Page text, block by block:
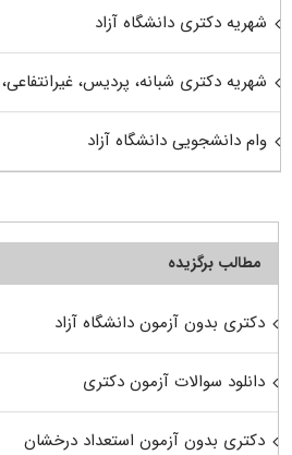
شهریه دکتری دانشگاه آزاد
شهریه دکتری شبانه، پردیس، غیرانتفاعی،
وام دانشجویی دانشگاه آزاد
مطالب برگزیده
دکتری بدون آزمون دانشگاه آزاد
دانلود سوالات آزمون دکتری
دکتری بدون آزمون استعداد درخشان